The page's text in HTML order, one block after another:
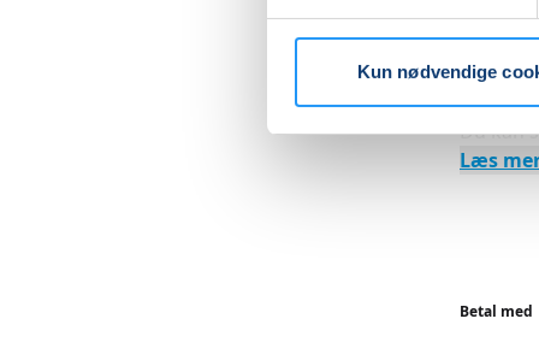
Kun nødvendige
Den
Du kan
Læs
Betal med